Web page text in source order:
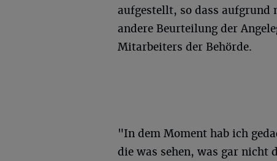
aufgestellt, so dass aufgrund
andere Beurteilung der
Mitarbeiters der Behörde.
"In dem Moment hab ich
die was sehen, was gar nicht